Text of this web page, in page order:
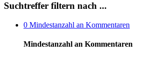
Suchtreffer filtern nach ...
0 Mindestanzahl an Kommentaren
Mindestanzahl an Kommentaren